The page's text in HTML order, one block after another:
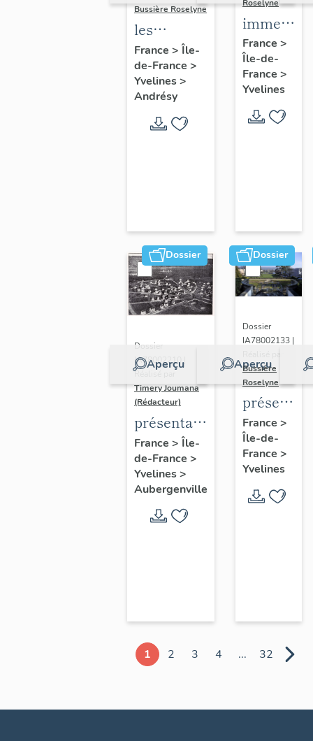
Bussière Roselyne
les
immeubles,
maisons et
fermes du
canton
d'Andrésy
France > Île-
de-France >
Yvelines>
Andrésy
Roselyne
maisons,
fermes
France >
Île-de-
France >
Yvelines
Dossier
Aperçu
Dossier
IA78002210 |
Réalisé par
Timery Joumana
(Rédacteur)
présentation
de l'étude
d'Elisabethville
France > Île-
de-France >
Yvelines>
Aubergenville
Dossier
Aperçu
Dossier
IA78002133 |
Bussière
Roselyne
du
diagnostic
et
France >
Île-de-
France >
Yvelines
1 2 3 4 ... 32